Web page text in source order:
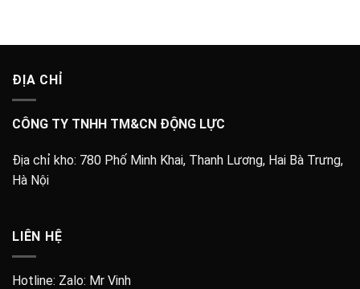
ĐỊA CHỈ
CÔNG TY TNHH TM&CN ĐỘNG LỰC
Địa chỉ kho: 780 Phố Minh Khai, Thanh Lương, Hai Bà Trưng,
Hà Nội
LIÊN HỆ
Hotline: Zalo: Mr Vinh